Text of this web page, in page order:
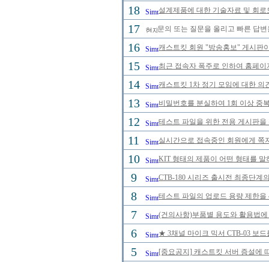
18 설계제품에 대한 기술자료 및 회
17 문의 또는 질문을 올리고 빠른 답
16 캐스트킷 회원 "방송홍보" 게시판
15 최근 접속자 폭주로 인하여 홈페
14 캐스트킷 1차 정기 모임에 대한 의
13 비밀번호를 분실하여 1회 이상 중
12 테스트 파일을 위한 전용 게시판
11 실시간으로 접속중인 회원에게 쪽
10 KIT 형태의 제품이 어떤 형태를
9 CTB-180 시리즈 출시전 최종단계
8 테스트 파일의 업로드 용량 제한
7 (건의사항)부품별 용도와 활용법
6 ★ 3채널 마이크 믹서 CTB-03 보
5 [중요공지] 캐스트킷 서버 증설에